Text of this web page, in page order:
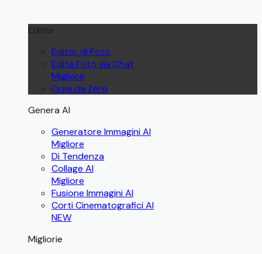
Editor
Editor di Foto
Edita Foto via Chat
Migliore
Crea da Zero
Genera AI
Generatore Immagini AI
Migliore
Di Tendenza
Collage AI
Migliore
Fusione Immagini AI
Corti Cinematografici AI
NEW
Migliorie